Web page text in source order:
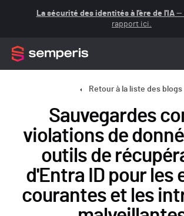
La sécurité des identités à l'ère de l'IA—
rapport ici.
Retour à la liste des blogs
Sauvegardes
violations de
outils de
d'Entra ID pour les
courantes et les